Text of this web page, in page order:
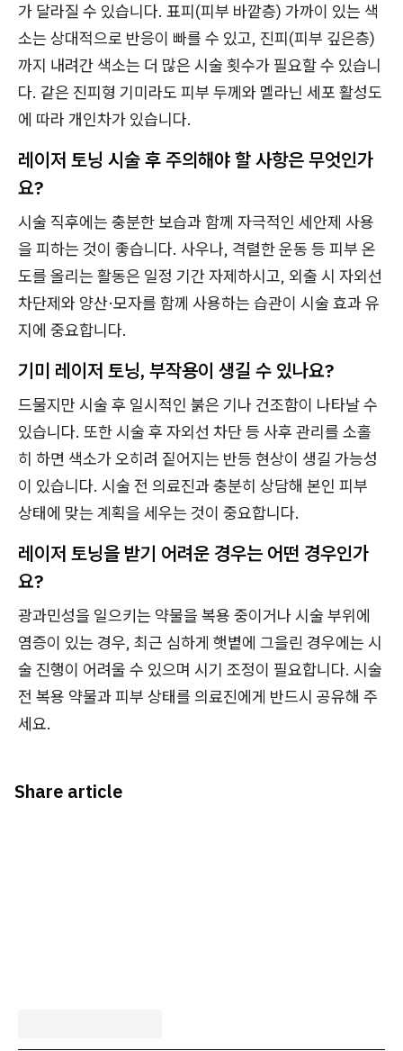
가 달라질 수 있습니다. 표피(피부 바깥층) 가까이 있는 색
소는 상대적으로 반응이 빠를 수 있고, 진피(피부 깊은층)
까지 내려간 색소는 더 많은 시술 횟수가 필요할 수 있습니
다. 같은 진피형 기미라도 피부 두께와 멜라닌 세포 활성도
에 따라 개인차가 있습니다.
레이저 토닝 시술 후 주의해야 할 사항은 무엇인가
요?
시술 직후에는 충분한 보습과 함께 자극적인 세안제 사용
을 피하는 것이 좋습니다. 사우나, 격렬한 운동 등 피부 온
도를 올리는 활동은 일정 기간 자제하시고, 외출 시 자외선
차단제와 양산·모자를 함께 사용하는 습관이 시술 효과 유
지에 중요합니다.
기미 레이저 토닝, 부작용이 생길 수 있나요?
드물지만 시술 후 일시적인 붉은 기나 건조함이 나타날 수
있습니다. 또한 시술 후 자외선 차단 등 사후 관리를 소홀
히 하면 색소가 오히려 짙어지는 반등 현상이 생길 가능성
이 있습니다. 시술 전 의료진과 충분히 상담해 본인 피부
상태에 맞는 계획을 세우는 것이 중요합니다.
레이저 토닝을 받기 어려운 경우는 어떤 경우인가
요?
광과민성을 일으키는 약물을 복용 중이거나 시술 부위에
염증이 있는 경우, 최근 심하게 햇볕에 그을린 경우에는 시
술 진행이 어려울 수 있으며 시기 조정이 필요합니다. 시술
전 복용 약물과 피부 상태를 의료진에게 반드시 공유해 주
세요.
Share article